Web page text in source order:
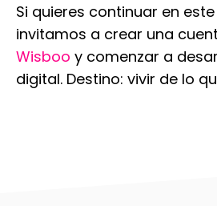
Si quieres continuar en
invitamos a crear una
Wisboo y comenzar a
digital. Destino: vivir de lo